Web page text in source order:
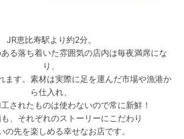
JR恵比寿駅より約2分。
る落ち着いた雰囲気の店内は毎夜満席にな
り、
ます。素材は実際に足を運んだ市場や漁港か
ら仕入れ、
されたものは使わないので常に新鮮！
、それぞれのストーリーにこだわり
の先を楽しめる幸せなお店です。